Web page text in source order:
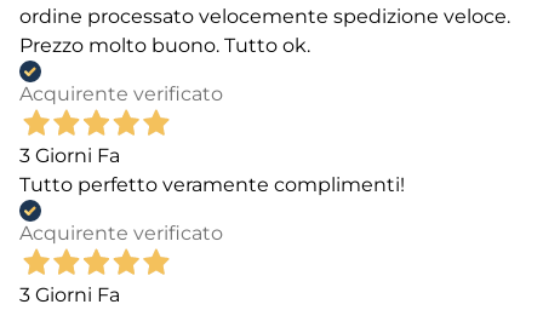
ordine processato velocemente spedizione veloce.
Prezzo molto buono. Tutto ok.
Acquirente verificato
3 Giorni Fa
Tutto perfetto veramente complimenti!
Acquirente verificato
3 Giorni Fa